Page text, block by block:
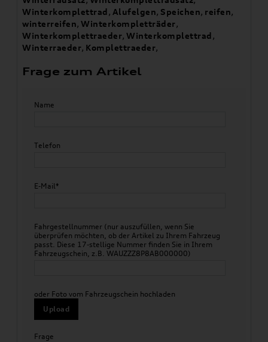
Winterkomplettrad , Alufelgen, Speichen, reifen,
winterreifen,Winterkompletträder,
Winterkomplettraeder,Winterkomplettrad ,
Winterraeder, Komplettraeder,
Frage zum Artikel
Name
Telefon
E-Mail*
Fahrgestellnummer (nur auszufüllen, wenn Sie
überprüfen möchten, ob der Artikel zu Ihrem Fahrzeug
passt. Diese 17-stellige Nummer finden Sie in Ihrem
Fahrzeugschein, z.B. WAUZZZ8P8AB000000)
oder Foto vom Fahrzeugschein hochladen
Upload
Frage